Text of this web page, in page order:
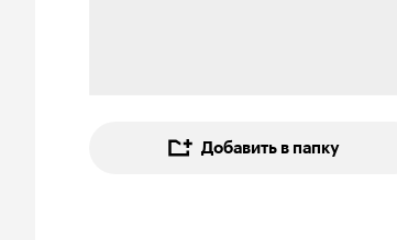
Добавить в папку